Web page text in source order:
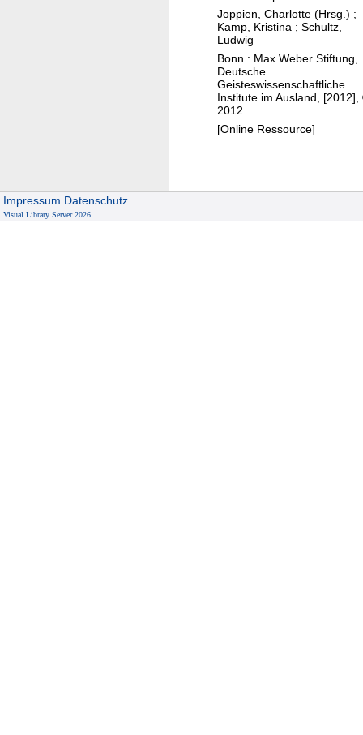
O
t
t
o
m
a
n
w
?
r
e
A
K
P
Joppien, Charlotte (Hrsg.) ;
Kamp, Kristina ; Schultz,
Ludwig
Bonn : Max Weber Stiftung,
Deutsche
Geisteswissenschaftliche
Institute im Ausland, [2012],
2012
[Online Ressource]
Impressum Datenschutz
Visual Library Server 2026